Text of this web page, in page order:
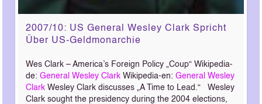
2007/10: US General Wesley Clark Spricht
Über US-Geldmonarchie
Wes Clark – America’s Foreign Policy „Coup“ Wikipedia-
de:General Wesley Clark Wikipedia-en:General Wesley
Clark Wesley Clark discusses „A Time to Lead.“ Wesley
Clark sought the presidency during the 2004 elections,